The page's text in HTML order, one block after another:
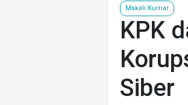
Makali Kumar
KPK
Siber